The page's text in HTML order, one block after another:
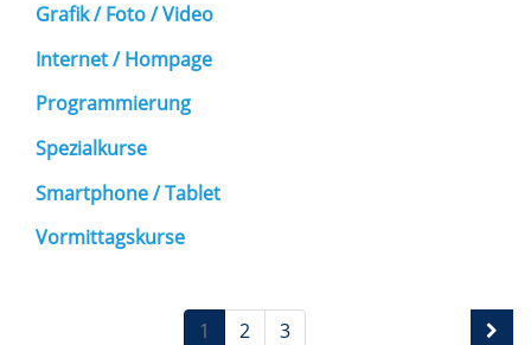
Grafik / Foto / Video
Internet / Hompage
Programmierung
Spezialkurse
Smartphone / Tablet
Vormittagskurse
1 2 3